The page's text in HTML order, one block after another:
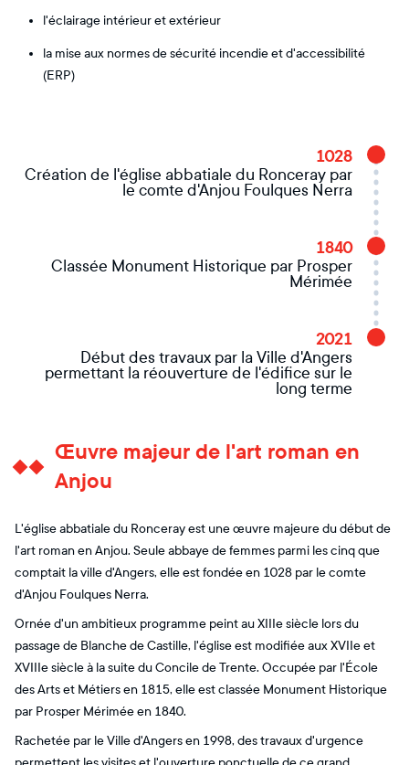
l'éclairage intérieur et extérieur
la mise aux normes de sécurité incendie et d'accessibilité
(ERP)
1028
Création de l'église abbatiale du Ronceray par
le comte d'Anjou Foulques Nerra
1840
Classée Monument Historique par Prosper
Mérimée
2021
Début des travaux par la Ville d'Angers
permettant la réouverture de l'édifice sur le
long terme
Œuvre majeur de l'art roman en
Anjou
L'église abbatiale du Ronceray est une œuvre majeure du début de
l'art roman en Anjou. Seule abbaye de femmes parmi les cinq que
comptait la ville d'Angers, elle est fondée en 1028 par le comte
d'Anjou Foulques Nerra.
Ornée d'un ambitieux programme peint au XIIIe siècle lors du
passage de Blanche de Castille, l'église est modifiée aux XVIIe et
XVIIIe siècle à la suite du Concile de Trente. Occupée par l'École
des Arts et Métiers en 1815, elle est classée Monument Historique
par Prosper Mérimée en 1840.
Rachetée par le Ville d'Angers en 1998, des travaux d'urgence